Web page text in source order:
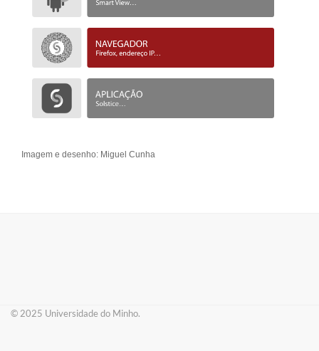
Imagem e desenho: Miguel Cunha
© 2025 ​Universidade do Minho.